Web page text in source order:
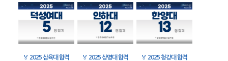
🏅 2025 삼육대 합격 🏅 2025 상명대 합격 🏅 2025 청강대 합격